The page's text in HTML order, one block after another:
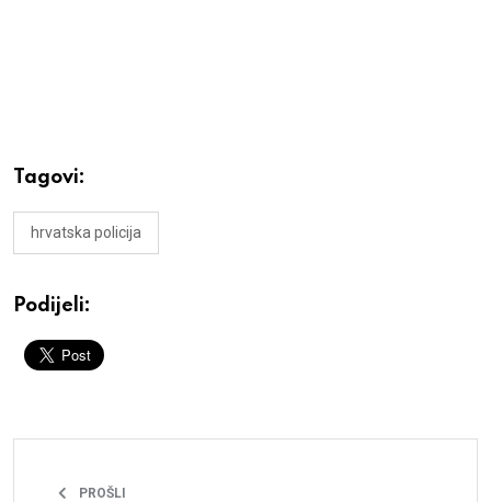
Tagovi:
hrvatska policija
Podijeli:
PROŠLI